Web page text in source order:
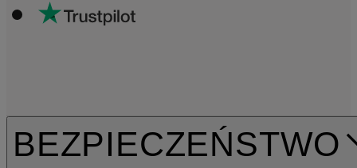
BEZPIECZEŃSTWO